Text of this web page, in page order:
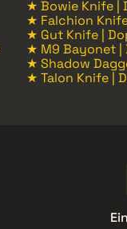
★ Bowie Knife |
★ Falchion
★ Gut Knife |
★ M9 Bayonet |
★ Shadow
★ Talon Knife |